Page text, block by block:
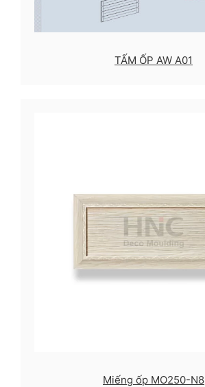
TẤM ỐP AW A01
Miếng ốp MO250-N8